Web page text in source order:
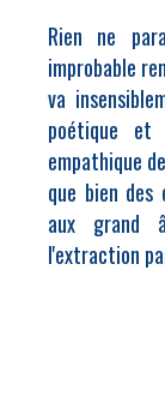
Rien ne
improbable
va
poétique et
empathique
que bien
aux grand
l'extraction